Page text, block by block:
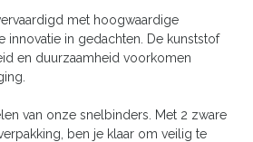
met hoogwaardige
innovatie in gedachten. De kunststof
en duurzaamheid voorkomen
van onze snelbinders. Met 2 zware
ben je klaar om veilig te